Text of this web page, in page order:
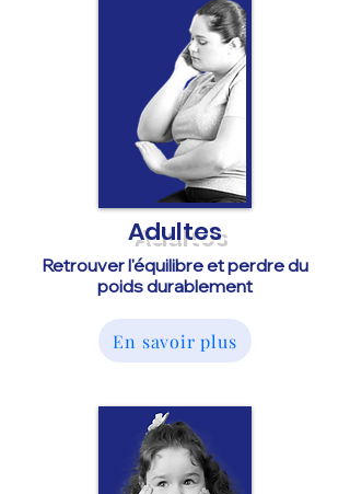
Adultes
Retrouver l'équilibre et perdre du
poids durablement
En savoir plus